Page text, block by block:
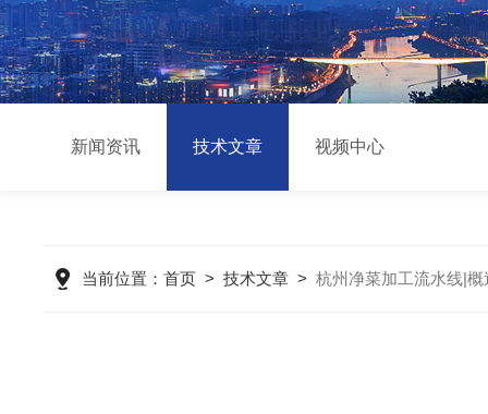
新闻资讯 技术文章 视频中心
当前位置： 首页> 技术文章> 杭州净菜加工流水线|概